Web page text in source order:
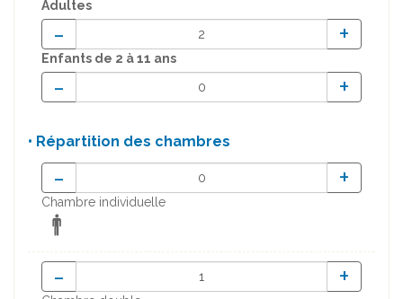
Adultes
- +
Enfants de 2 à 11 ans
- +
• Répartition des chambres
- +
Chambre individuelle
- +